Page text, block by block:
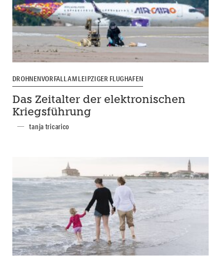
DROHNENVORFALL AM LEIPZIGER FLUGHAFEN
Das Zeitalter der elektronischen
Kriegsführung
tanja tricarico